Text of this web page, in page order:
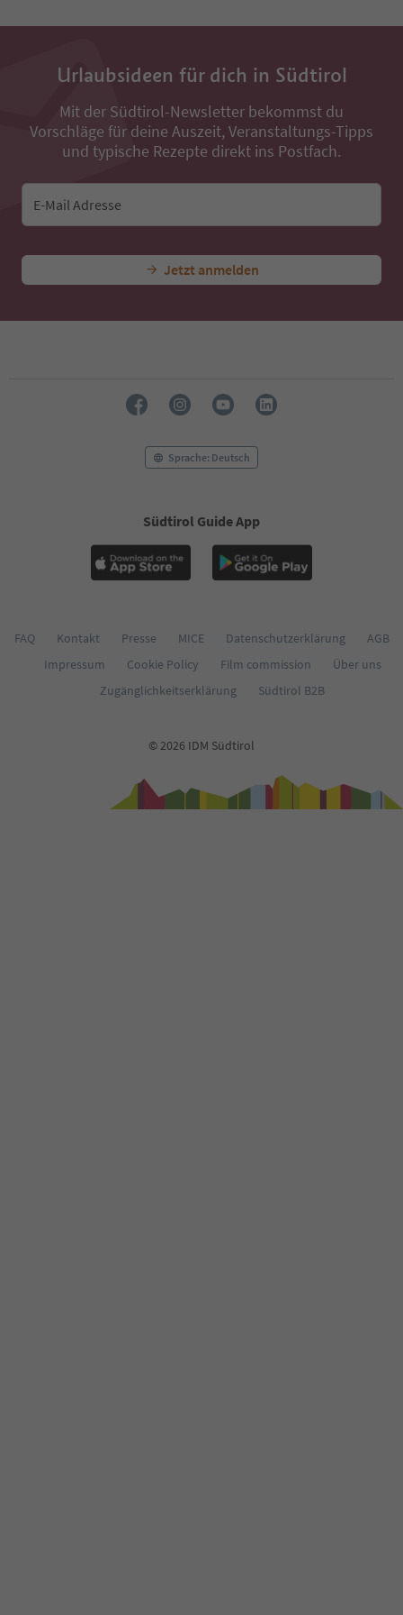
Urlaubsideen für dich in Südtirol
Mit der Südtirol-Newsletter bekommst du
Vorschläge für deine Auszeit, Veranstaltungs-Tipps
und typische Rezepte direkt ins Postfach.
E-Mail Adresse
Jetzt anmelden
Sprache: Deutsch
Südtirol Guide App
FAQ Kontakt Presse MICE Datenschutzerklärung
AGB
Impressum
Cookie Policy Film commission
Über uns
Zugänglichkeitserklärung
Südtirol B2B
© 2026 IDM Südtirol